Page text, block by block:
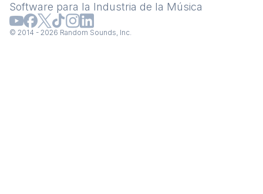
Software para la Industria de la Música
© 2014 - 2026 Random Sounds, Inc.